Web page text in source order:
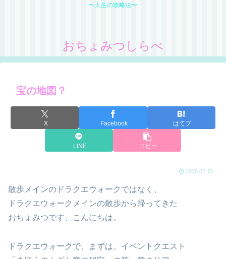
〜人生の攻略法〜
おちょみつしらべ
宝の地図？
X Facebook はてブ
LINE コピー
2026.02.15
散歩メインのドラクエウォークではなく、
ドラクエウォークメインの散歩から帰ってきた
おちょみつです、こんにちは。
ドラクエウォークで、まずは、イベントクエスト